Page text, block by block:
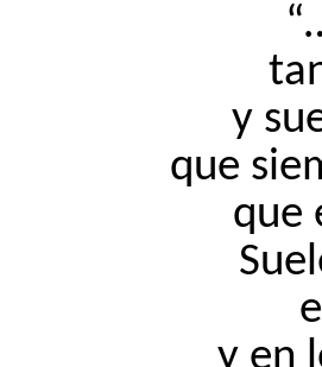
y
que
que